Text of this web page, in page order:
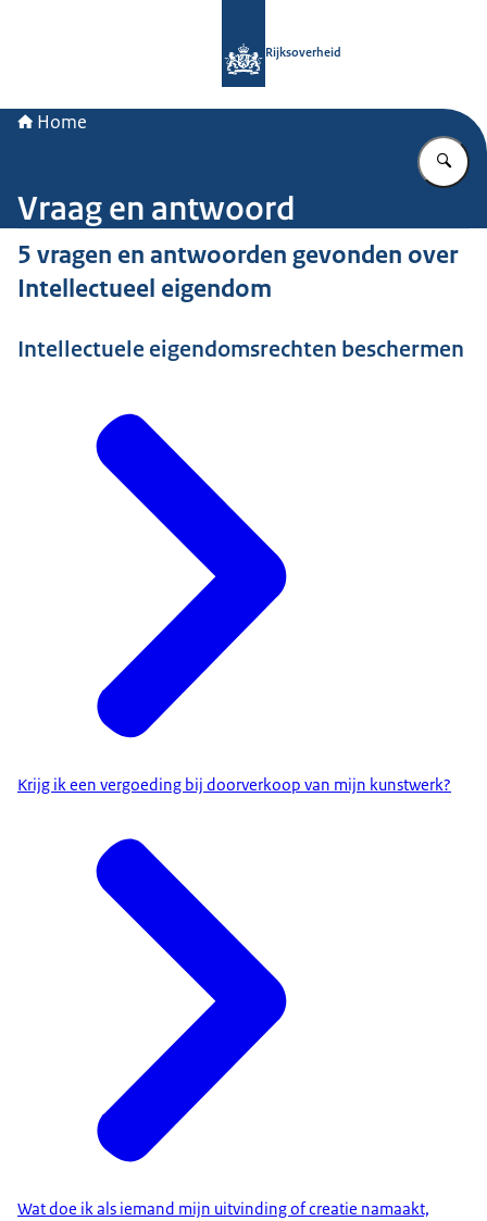
Rijksoverheid
Home
Vraag en antwoord
5 vragen en antwoorden gevonden over
Intellectueel eigendom
Intellectuele eigendomsrechten beschermen
Krijg ik een vergoeding bij doorverkoop van mijn kunstwerk?
Wat doe ik als iemand mijn uitvinding of creatie namaakt,